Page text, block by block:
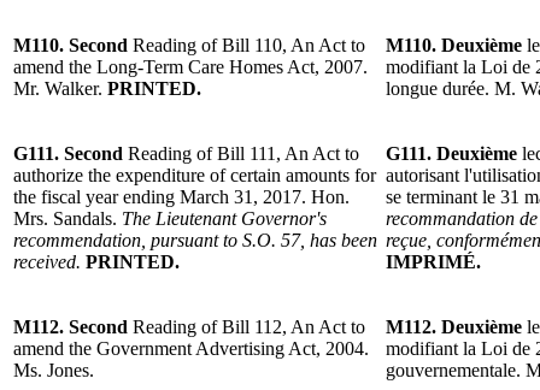
M110. Second Reading of Bill 110, An Act to
amend the Long-Term Care Homes Act, 2007.
Mr. Walker. PRINTED.
M110. Deuxième
modifiant la Loi de
longue durée. M.
G111. Second Reading of Bill 111, An Act to
authorize the expenditure of certain amounts for
the fiscal year ending March 31, 2017. Hon.
Mrs. Sandals. The Lieutenant Governor's
recommendation, pursuant to S.O. 57, has been
received. PRINTED.
G111. Deuxième
autorisant
se terminant le 31
recommandation
reçue,
IMPRIMÉ.
M112. Second Reading of Bill 112, An Act to
amend the Government Advertising Act, 2004.
Ms. Jones.
M112. Deuxième
modifiant la Loi de
gouvernementale.